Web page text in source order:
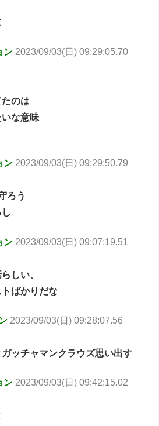
ン 2023/09/03(日) 09:29:05.70
のは
いな意味
ン 2023/09/03(日) 09:29:50.79
ろう
ン 2023/09/03(日) 09:07:19.51
しい、
ばかりだな
2023/09/03(日) 09:28:07.56
ッチャマンクラウズ思い出す
ン 2023/09/03(日) 09:42:15.02